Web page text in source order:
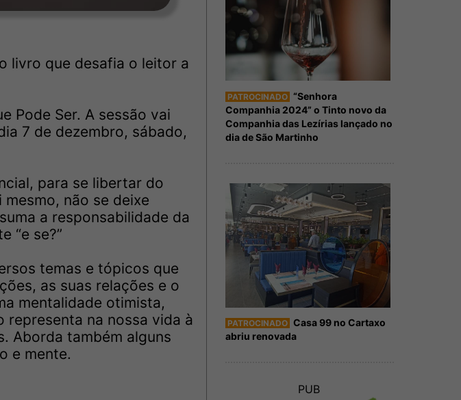
livro que desafia o leitor a
Pode Ser. A sessão vai
7 de dezembro, sábado,
para se libertar do
não se deixe
a responsabilidade da
“e se?”
temas e tópicos que
as suas relações e o
mentalidade otimista,
na nossa vida à
Aborda também alguns
e mente.
PATROCINADO “Senhora
Companhia 2024” o Tinto novo da
Companhia das Lezírias lançado no
dia de São Martinho
PATROCINADO Casa 99 no Cartaxo
abriu renovada
PUB